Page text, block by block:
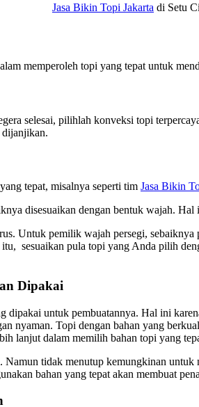
Jasa Bikin Topi Jakarta di Setu
memperoleh topi yang tepat untuk
selesai, pilihlah konveksi topi
dijanjikan.
tepat, misalnya seperti tim Jasa Bikin
disesuaikan dengan bentuk wajah.
Untuk pemilik wajah persegi,
sesuaikan pula topi yang Anda pilih
Dipakai
dipakai untuk pembuatannya. Hal ini
nyaman. Topi dengan bahan yang
lanjut dalam memilih bahan topi yang
tidak menutup kemungkinan
bahan yang tepat akan membuat